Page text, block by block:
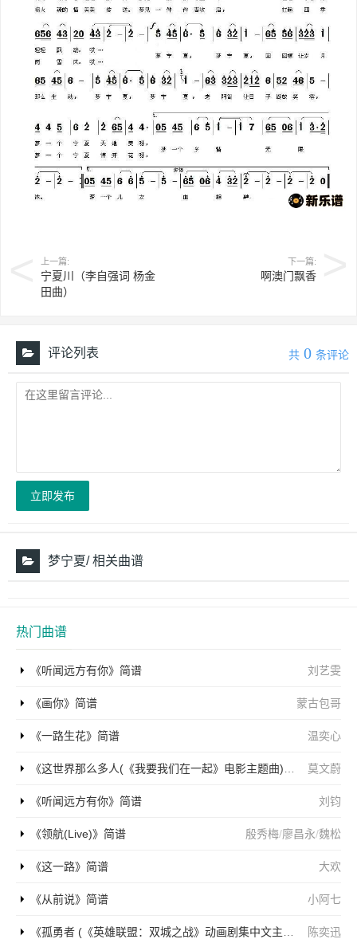
上一篇:
宁夏川（李自强词 杨金
田曲）
下一篇:
啊澳门飘香
共 0 条评论
评论列表
立即发布
梦宁夏/ 相关曲谱
热门曲谱
刘艺雯
《听闻远方有你》简谱
蒙古包哥
《画你》简谱
温奕心
《一路生花》简谱
莫文蔚
《这世界那么多人(《我要我们在一起》电影主题曲)》简谱
刘钧
《听闻远方有你》简谱
殷秀梅/廖昌永/魏松
《领航(Live)》简谱
大欢
《这一路》简谱
小阿七
《从前说》简谱
陈奕迅
《孤勇者 (《英雄联盟：双城之战》动画剧集中文主题曲)》简谱